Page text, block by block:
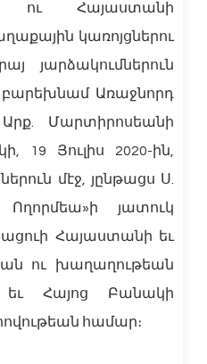
ու Հայաստանի
կառոյցներու
յարձակումներուն
բարեխնամ Առաջնորդ
Մարտիրոսեանի
19 Յուլիս 2020-ին,
մէջ, յընթացս Ս.
յատուկ
Հայաստանի եւ
ու խաղաղութեան
Հայոց Բանակի
համար։